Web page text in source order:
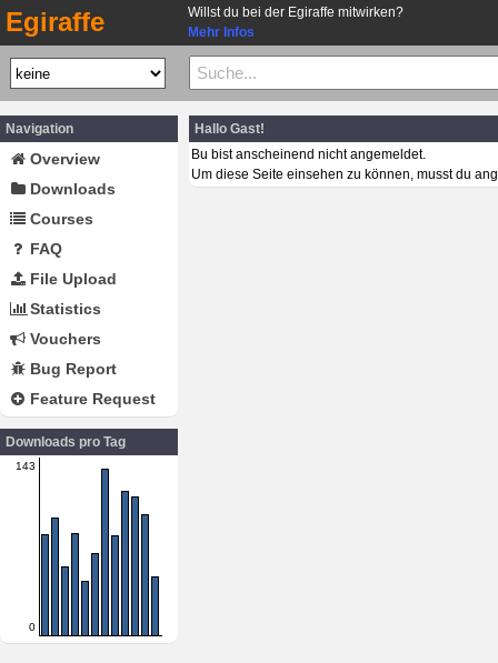
Egiraffe
Willst du bei der Egiraffe mitwirken?
Mehr Infos
Navigation
Overview
Downloads
Courses
FAQ
File Upload
Statistics
Vouchers
Bug Report
Feature Request
Downloads pro Tag
143
0
Hallo Gast!
Bu bist anscheinend nicht angemeldet.
Um diese Seite einsehen zu können, musst du